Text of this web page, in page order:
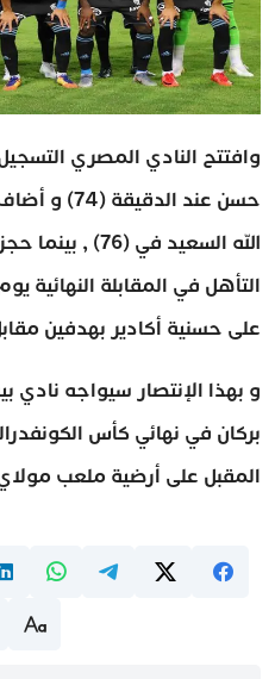
وافتتح النادي المصري
حسن عند
الله السعيد في
التأهل في المقابلة النهائية
على حسنية أكادير بهدفين
و بهذا الإنتصار سيواجه نادي
بركان في نهائي كأس
المقبل على أرضية ملعب مولاي